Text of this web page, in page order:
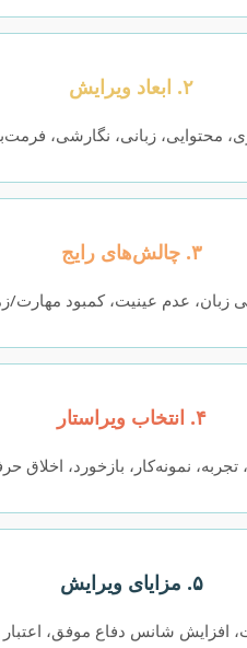
۲. ابعاد ویرایش
محتوایی، زبانی، نگارشی،
۳. چالش‌های رایج
زبان، عدم عینیت، کمبود مهارت/
۴. انتخاب ویراستار
نمونه‌کار، بازخورد، اخلاق
۵. مزایای ویرایش
افزایش شانس دفاع موفق،